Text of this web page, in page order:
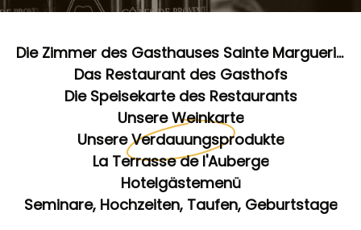
Die Zimmer des Gasthauses Sainte Marguerite
Das Restaurant des Gasthofs
Die Speisekarte des Restaurants
Unsere Weinkarte
Unsere Verdauungsprodukte
La Terrasse de l'Auberge
Hotelgästemenü
Seminare, Hochzeiten, Taufen, Geburtstage